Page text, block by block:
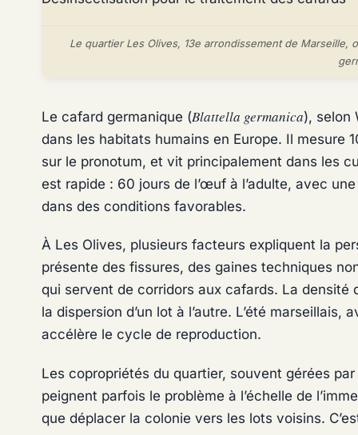
Le quartier Les Olives, 13e arrondissement de Marseille,
Le cafard germanique (Blattella germanica), selon
dans les habitats humains en Europe. Il mesure
sur le pronotum, et vit principalement dans les
est rapide : 60 jours de l’œuf à l’adulte, avec
dans des conditions favorables.
À Les Olives, plusieurs facteurs expliquent la
présente des fissures, des gaines techniques
qui servent de corridors aux cafards. La densité
la dispersion d’un lot à l’autre. L’été
accélère le cycle de reproduction.
Les copropriétés du quartier, souvent gérées
peignent parfois le problème à l’échelle de
que déplacer la colonie vers les lots voisins.